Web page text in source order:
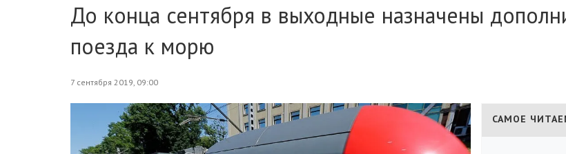
До конца сентября в выходные назначены
поезда к морю
7 сентября 2019, 09:00
САМОЕ